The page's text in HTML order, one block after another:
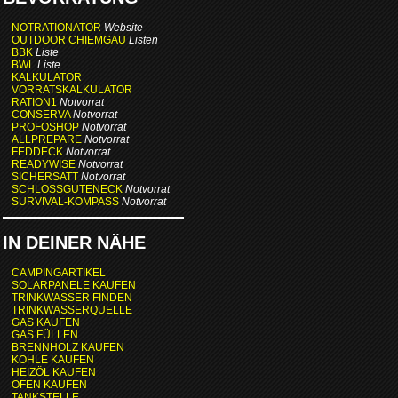
NOTRATIONATOR Website
OUTDOOR CHIEMGAU Listen
BBK Liste
BWL Liste
KALKULATOR
VORRATSKALKULATOR
RATION1 Notvorrat
CONSERVA Notvorrat
PROFOSHOP Notvorrat
ALLPREPARE Notvorrat
FEDDECK Notvorrat
READYWISE Notvorrat
SICHERSATT Notvorrat
SCHLOSSGUTENECK Notvorrat
SURVIVAL-KOMPASS Notvorrat
IN DEINER NÄHE
CAMPINGARTIKEL
SOLARPANELE KAUFEN
TRINKWASSER FINDEN
TRINKWASSERQUELLE
GAS KAUFEN
GAS FÜLLEN
BRENNHOLZ KAUFEN
KOHLE KAUFEN
HEIZÖL KAUFEN
OFEN KAUFEN